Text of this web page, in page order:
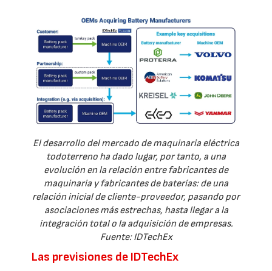
El desarrollo del mercado de maquinaria eléctrica
todoterreno ha dado lugar, por tanto, a una
evolución en la relación entre fabricantes de
maquinaria y fabricantes de baterías: de una
relación inicial de cliente-proveedor, pasando por
asociaciones más estrechas, hasta llegar a la
integración total o la adquisición de empresas.
Fuente: IDTechEx
Las previsiones de IDTechEx